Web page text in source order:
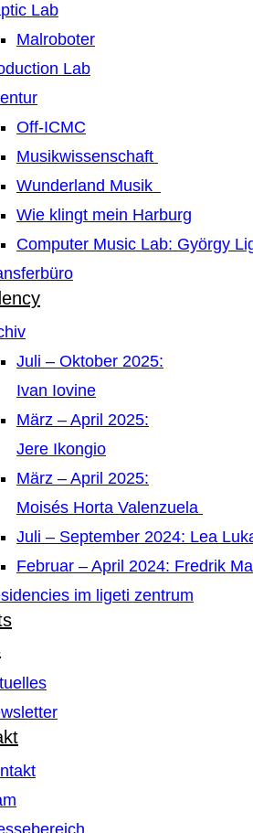
Lab
Malroboter
Lab
Off-ICMC
Musikwissenschaft
Wunderland Musik
Wie klingt mein Harburg
Computer Music Lab: György
Juli – Oktober 2025:
Ivan Iovine
März – April 2025:
Jere Ikongio
März – April 2025:
Moisés Horta Valenzuela
Juli – September 2024: Lea
Februar – April 2024: Fredrik
im ligeti zentrum